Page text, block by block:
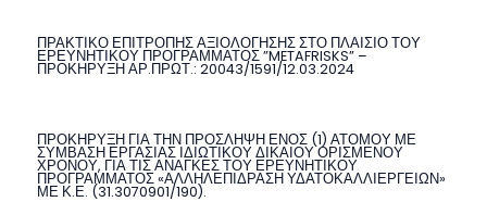
ΠΡΑΚΤΙΚΟ ΕΠΙΤΡΟΠΗΣ ΑΞΙΟΛΟΓΗΣΗΣ ΣΤΟ ΠΛΑΙΣΙΟ ΤΟΥ
ΕΡΕΥΝΗΤΙΚΟΥ ΠΡΟΓΡΑΜΜΑΤΟΣ ”METAFRISKS” –
ΠΡΟΚΗΡΥΞΗ ΑΡ.ΠΡΩΤ.: 20043/1591/12.03.2024
ΠΡΟΚΗΡΥΞΗ ΓΙΑ ΤΗΝ ΠΡΟΣΛΗΨΗ ΕΝΟΣ (1) ΑΤΟΜΟΥ ΜΕ
ΣΥΜΒΑΣΗ ΕΡΓΑΣΙΑΣ ΙΔΙΩΤΙΚΟΥ ΔΙΚΑΙΟΥ ΟΡΙΣΜΕΝΟΥ
ΧΡΟΝΟΥ, ΓΙΑ ΤΙΣ ΑΝΑΓΚΕΣ ΤΟΥ ΕΡΕΥΝΗΤΙΚΟΥ
ΠΡΟΓΡΑΜΜΑΤΟΣ «ΑΛΛΗΛΕΠΙΔΡΑΣΗ ΥΔΑΤΟΚΑΛΛΙΕΡΓΕΙΩΝ»
ΜΕ Κ.Ε. (31.3070901/190).